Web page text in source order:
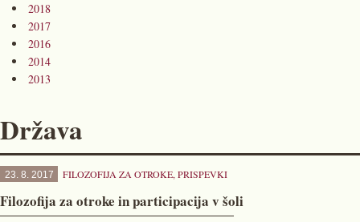
2018
2017
2016
2014
2013
Država
23. 8. 2017 FILOZOFIJA ZA OTROKE, PRISPEVKI
Filozofija za otroke in participacija v šoli